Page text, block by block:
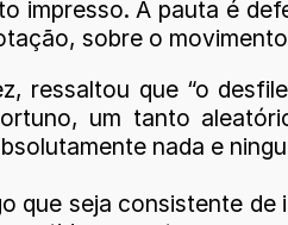
impresso. A pauta é
sobre o
ressaltou que “o
um tanto
nada e
que seja consistente